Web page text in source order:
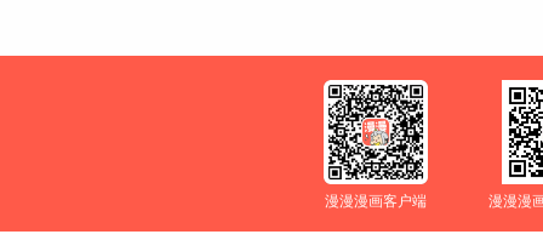
漫漫漫画客户端 漫漫漫